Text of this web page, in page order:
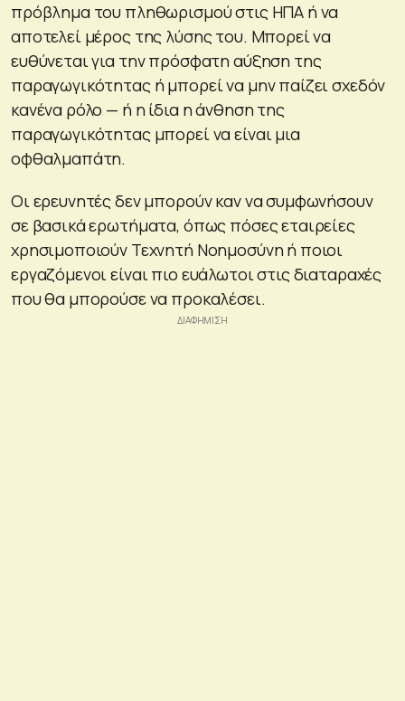
πρόβλημα του πληθωρισμού στις ΗΠΑ ή να
αποτελεί μέρος της λύσης του. Μπορεί να
ευθύνεται για την πρόσφατη αύξηση της
παραγωγικότητας ή μπορεί να μην παίζει σχεδόν
κανένα ρόλο — ή η ίδια η άνθηση της
παραγωγικότητας μπορεί να είναι μια
οφθαλμαπάτη.
Οι ερευνητές δεν μπορούν καν να συμφωνήσουν
σε βασικά ερωτήματα, όπως πόσες εταιρείες
χρησιμοποιούν Τεχνητή Νοημοσύνη ή ποιοι
εργαζόμενοι είναι πιο ευάλωτοι στις διαταραχές
που θα μπορούσε να προκαλέσει.